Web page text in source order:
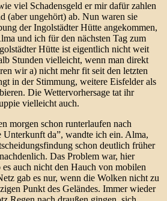
viel Schadensgeld er mir dafür zahlen
(aber ungehört) ab. Nun waren sie
der Ingolstädter Hütte angekommen,
und ich für den nächsten Tag zum
Hütte ist eigentlich nicht weit
Stunden vielleicht, wenn man direkt
wir a) nicht mehr fit seit den letzten
in der Stimmung, weitere Eisfelder als
Die Wettervorhersage tat ihr
vielleicht auch.
morgen schon runterlaufen nach
Unterkunft da”, wandte ich ein. Alma,
schon deutlich früher
Das Problem war, hier
auch nicht den Hauch von mobilen
gab es nur, wenn die Wolken nicht zu
Punkt des Geländes. Immer wieder